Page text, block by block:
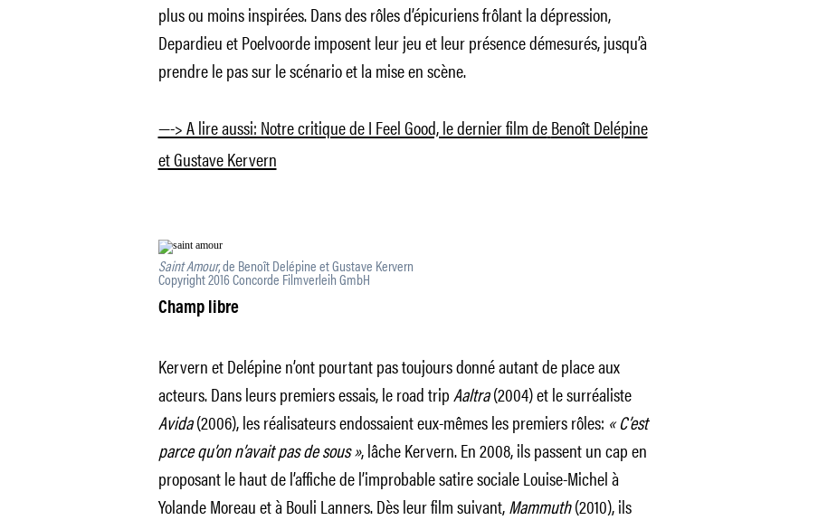
plus ou moins inspirées. Dans des rôles d’épicuriens frôlant la dépression,
Depardieu et Poelvoorde imposent leur jeu et leur présence démesurés, jusqu’à
prendre le pas sur le scénario et la mise en scène.
—-> A lire aussi: Notre critique de I Feel Good, le dernier film deBenoît Delépine
et Gustave Kervern
Saint Amour, de Benoît Delépine et Gustave Kervern
Copyright 2016 Concorde Filmverleih GmbH
Champ libre
Kervern et Delépine n’ont pourtant pas toujours donné autant de place aux
acteurs. Dans leurs premiers essais, le road tripAaltra(2004) et le surréaliste
Avida(2006), les réalisateurs endossaient eux-mêmes les premiers rôles: « C’est
parce qu’on n’avait pas de sous », lâche Kervern. En 2008, ils passent un cap en
proposant le haut de l’affiche de l’improbable satire sociale Louise-Michel à
Yolande Moreau et à Bouli Lanners. Dès leur film suivant,Mammuth(2010), ils